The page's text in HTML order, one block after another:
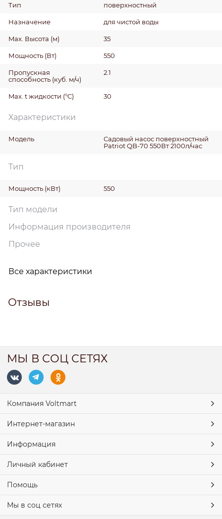
Тип поверхностный
Назначение для чистой воды
Max. Высота (м) 35
Мощность (Вт) 550
Пропускная
способность (куб. м/ч)
2.1
Max. t жидкости (°C) 30
Характеристики
Модель
Садовый насос поверхностный
Patriot QB-70 550Вт 2100л/час
Тип
Мощность (кВт) 550
Тип модели
Информация производителя
Прочее
Все характеристики
Отзывы
МЫ В СОЦ СЕТЯХ
Компания Voltmart
Интернет-магазин
Информация
Личный кабинет
Помощь
Мы в соц сетях